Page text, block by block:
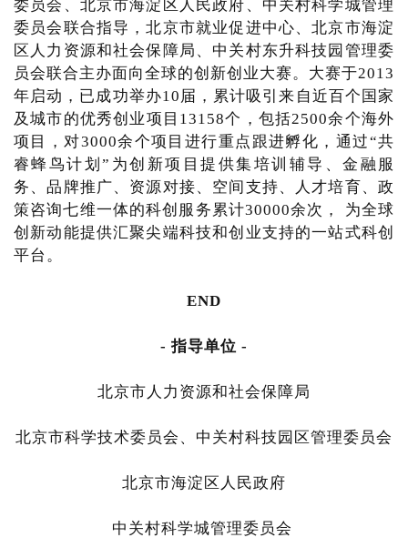
委员会、北京市海淀区人民政府、中关村科学城管理
委员会联合指导，北京市就业促进中心、北京市海淀
区人力资源和社会保障局、中关村东升科技园管理委
员会联合主办面向全球的创新创业大赛。大赛于2013
年启动，已成功举办10届，累计吸引来自近百个国家
及城市的优秀创业项目13158个，包括2500余个海外
项目，对3000余个项目进行重点跟进孵化，通过“共
睿蜂鸟计划”为创新项目提供集培训辅导、金融服
务、品牌推广、资源对接、空间支持、人才培育、政
策咨询七维一体的科创服务累计30000余次， 为全球
创新动能提供汇聚尖端科技和创业支持的一站式科创
平台。
END
- 指导单位 -
北京市人力资源和社会保障局
北京市科学技术委员会、中关村科技园区管理委员会
北京市海淀区人民政府
中关村科学城管理委员会